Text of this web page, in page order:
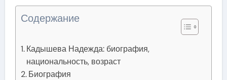
Содержание
Кадышева Надежда: биография,
национальность, возраст
Биография